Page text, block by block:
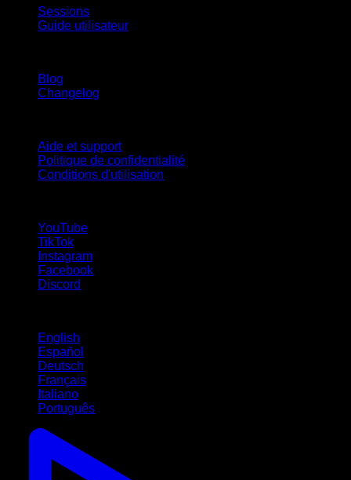
Sessions
Guide utilisateur
Blog
Changelog
Aide et support
Politique de confidentialité
Conditions d'utilisation
YouTube
TikTok
Instagram
Facebook
Discord
English
Español
Deutsch
Français
Italiano
Português